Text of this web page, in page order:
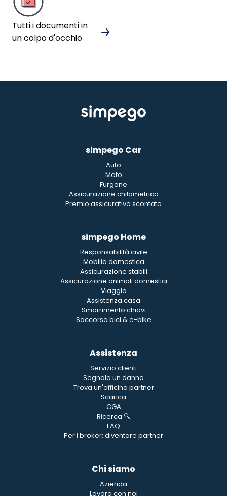
Tutti i documenti in
un colpo d'occhio
simpego Car
Auto
Moto
Furgone
Assicurazione chilometrica
Premio assicurativo scontato
simpego Home
Responsabilità civile
Mobilia domestica
Assicurazione stabili
Assicurazione animali domestici
Viaggio
Assistenza casa
Smarrimento chiavi
Soccorso bici & e-bike
Assistenza
Servizio clienti
Segnala un danno
Trova un'officina partner
Scarica
CGA
Ricerca 🔍
FAQ
Per i broker: diventare partner
Chi siamo
Azienda
Lavora con noi